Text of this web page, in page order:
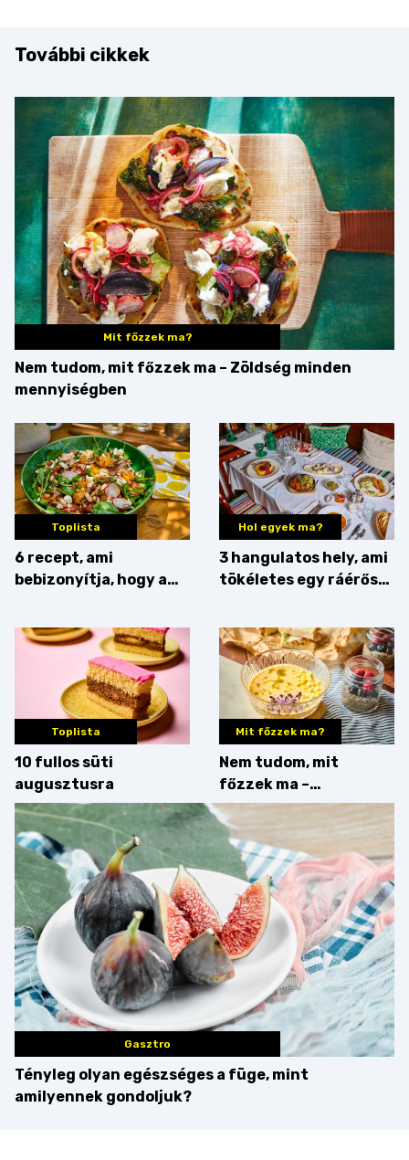
További cikkek
Mit főzzek ma?
Nem tudom, mit főzzek ma – Zöldség minden
mennyiségben
Toplista
6 recept, ami
bebizonyítja, hogy a
zseniális
Hol egyek ma?
3 hangulatos hely, ami
tökéletes egy ráérős
Toplista
10 fullos süti
augusztusra
Mit főzzek ma?
Nem tudom, mit
főzzek ma –
Villámgyors menü
Gasztro
Tényleg olyan egészséges a füge, mint
amilyennek gondoljuk?